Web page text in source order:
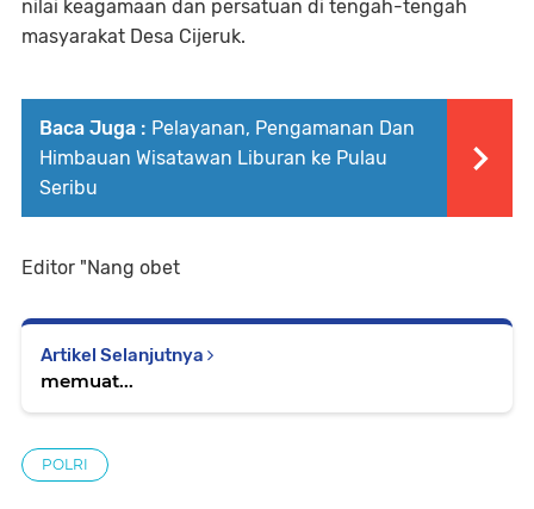
nilai keagamaan dan persatuan di tengah-tengah
masyarakat Desa Cijeruk.
Baca Juga : Pelayanan, Pengamanan Dan
Himbauan Wisatawan Liburan ke Pulau
Seribu
Editor "Nang obet
Artikel Selanjutnya
memuat...
POLRI